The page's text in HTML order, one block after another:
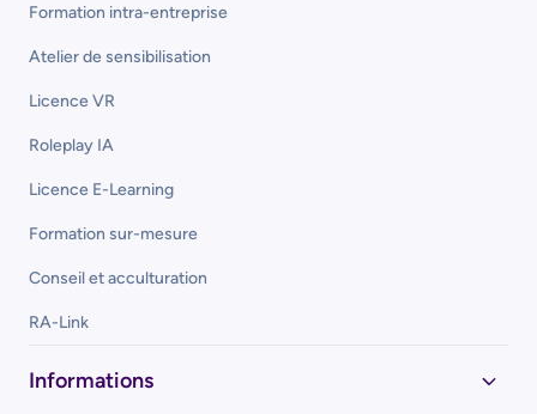
Formation intra-entreprise
Atelier de sensibilisation
Licence VR
Roleplay IA
Licence E-Learning
Formation sur-mesure
Conseil et acculturation
RA-Link
Informations